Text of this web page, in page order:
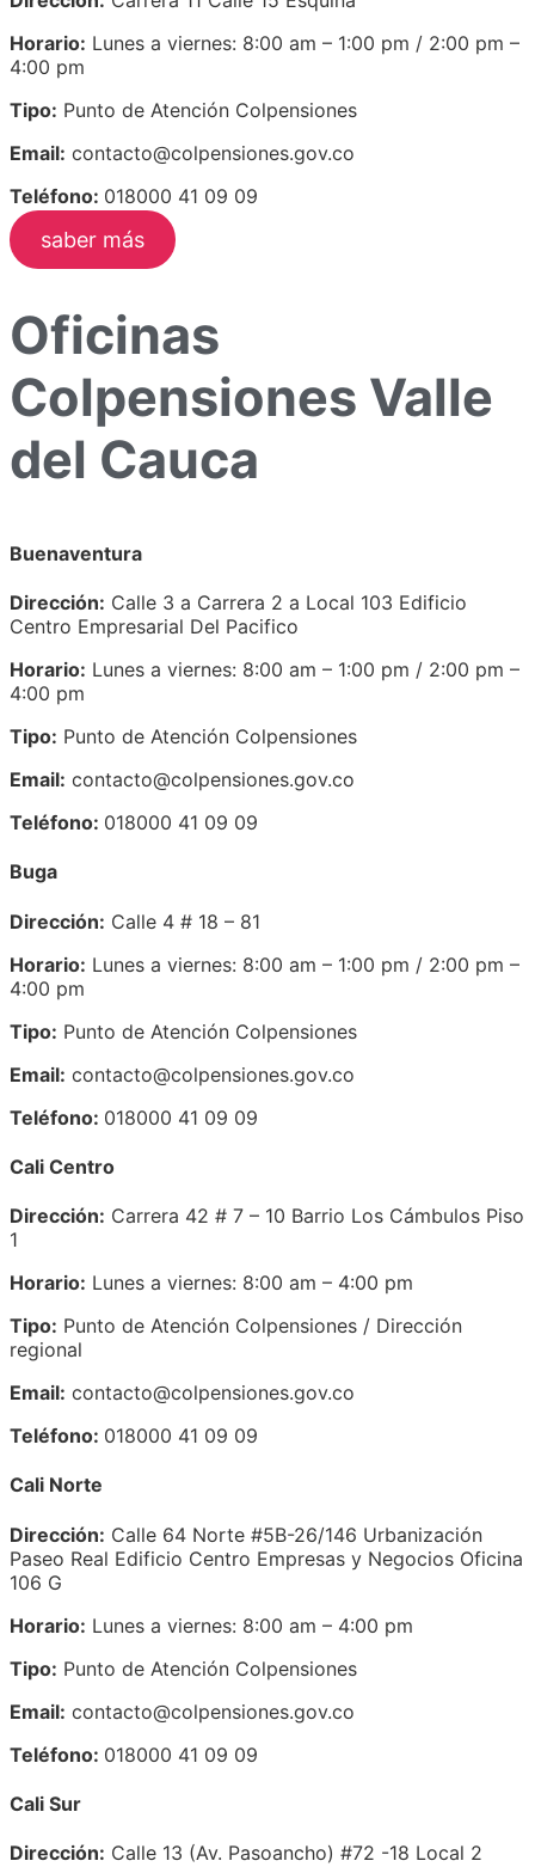
Horario: Lunes a viernes: 8:00 am – 1:00 pm / 2:00 pm –
4:00 pm
Tipo: Punto de Atención Colpensiones
Email: contacto@colpensiones.gov.co
Teléfono: 018000 41 09 09
saber más
Oficinas
Colpensiones Valle
del Cauca
Buenaventura
Dirección: Calle 3 a Carrera 2 a Local 103 Edificio
Centro Empresarial Del Pacifico
Horario: Lunes a viernes: 8:00 am – 1:00 pm / 2:00 pm –
4:00 pm
Tipo: Punto de Atención Colpensiones
Email: contacto@colpensiones.gov.co
Teléfono: 018000 41 09 09
Buga
Dirección: Calle 4 # 18 – 81
Horario: Lunes a viernes: 8:00 am – 1:00 pm / 2:00 pm –
4:00 pm
Tipo: Punto de Atención Colpensiones
Email: contacto@colpensiones.gov.co
Teléfono: 018000 41 09 09
Cali Centro
Dirección: Carrera 42 # 7 – 10 Barrio Los Cámbulos Piso
1
Horario: Lunes a viernes: 8:00 am – 4:00 pm
Tipo: Punto de Atención Colpensiones / Dirección
regional
Email: contacto@colpensiones.gov.co
Teléfono: 018000 41 09 09
Cali Norte
Dirección: Calle 64 Norte #5B-26/146 Urbanización
Paseo Real Edificio Centro Empresas y Negocios Oficina
106 G
Horario: Lunes a viernes: 8:00 am – 4:00 pm
Tipo: Punto de Atención Colpensiones
Email: contacto@colpensiones.gov.co
Teléfono: 018000 41 09 09
Cali Sur
Dirección: Calle 13 (Av. Pasoancho) #72 -18 Local 2